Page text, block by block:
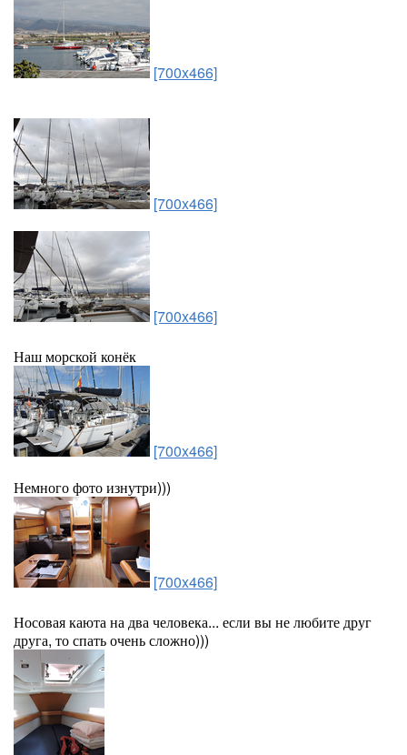
[700x466]
[700x466]
[700x466]
Наш морской конёк
[700x466]
Немного фото изнутри)))
[700x466]
Носовая каюта на два человека... если вы не любите друг
друга, то спать очень сложно)))